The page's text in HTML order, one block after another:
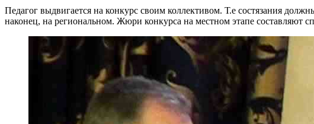
Педагог выдвигается на конкурс своим коллективом. Т.е состязания
наконец, на региональном. Жюри конкурса на местном этапе составляют